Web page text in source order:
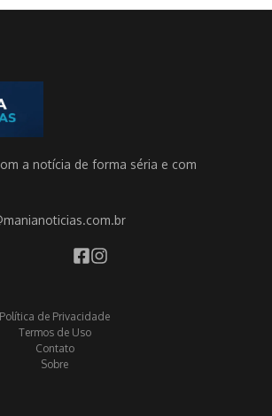
a notícia de forma séria e com
Política de Privacidade
Termos de Uso
Contato
Sobre